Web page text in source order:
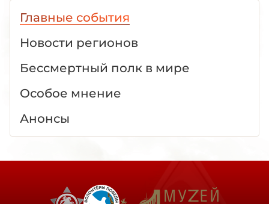
Главные события
Новости регионов
Бессмертный полк в мире
Особое мнение
Анонсы